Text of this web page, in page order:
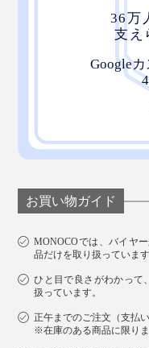
お買い物ガイド
MONOCOでは、バイヤ
品だけを取り扱っています
ひと目で良さがわかって
扱っています。
正午までのご注文（支払
※在庫のある商品に限りま